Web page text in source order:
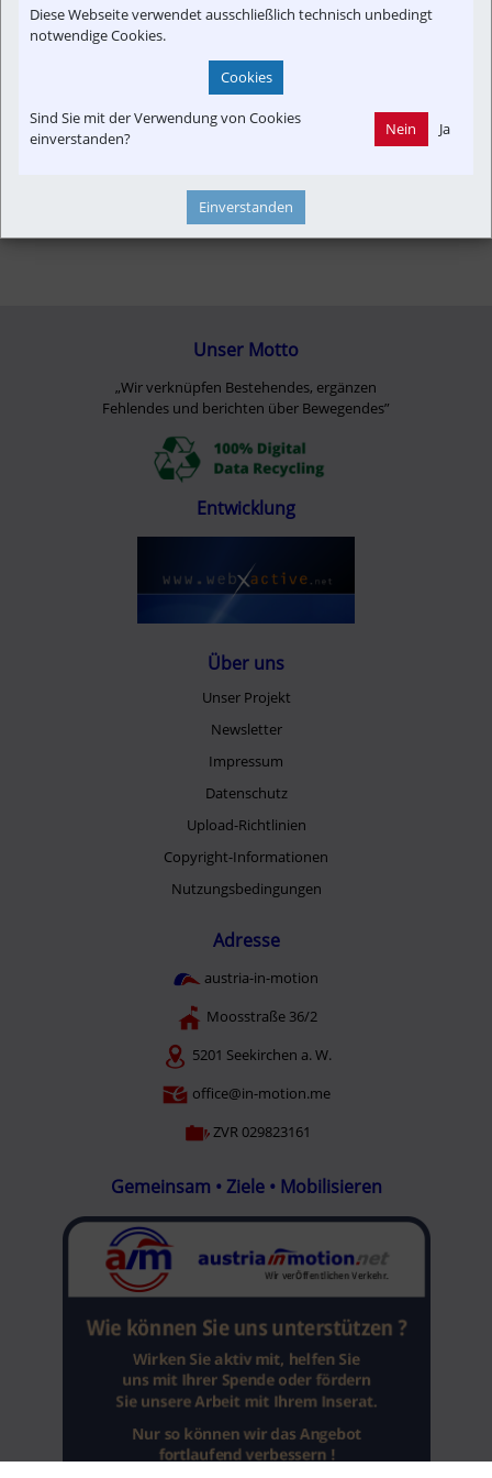
Unser Motto
„Wir verknüpfen Bestehendes, ergänzen
Fehlendes und berichten über Bewegendes”
Entwicklung
Über uns
Unser Projekt
Newsletter
Impressum
Datenschutz
Upload-Richtlinien
Copyright-Informationen
Nutzungsbedingungen
Adresse
austria-in-motion
Moosstraße 36/2
5201 Seekirchen a. W.
office@in-motion.me
ZVR 029823161
Gemeinsam • Ziele • Mobilisieren
Diese Webseite verwendet ausschließlich technisch unbedingt
notwendige Cookies.
Cookies
Sind Sie mit der Verwendung von Cookies
einverstanden?
Nein Ja
Einverstanden